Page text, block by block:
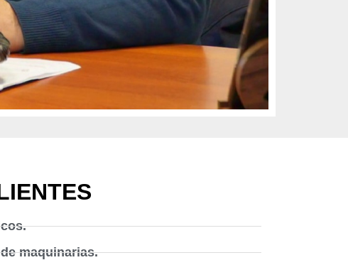
maquinarias.